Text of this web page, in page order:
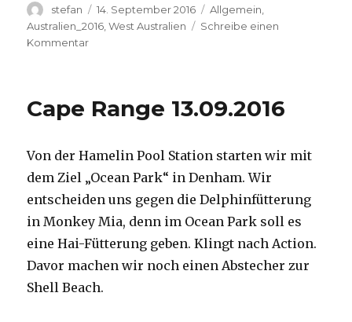
Autor
stefan
Veröffentlicht
am
14. September 2016 Kategorien
Allgemein
Australien_2016 ,West Australien
Schreibe einen
Kommentarzu
Cape Range 13.09.2016
Von der Hamelin Pool Station starten wir mit
dem Ziel „Ocean Park“ in Denham. Wir
entscheiden uns gegen die Delphinfütterung
in Monkey Mia, denn im Ocean Park soll es
eine Hai-Fütterung geben. Klingt nach Action.
Davor machen wir noch einen Abstecher zur
Shell Beach.